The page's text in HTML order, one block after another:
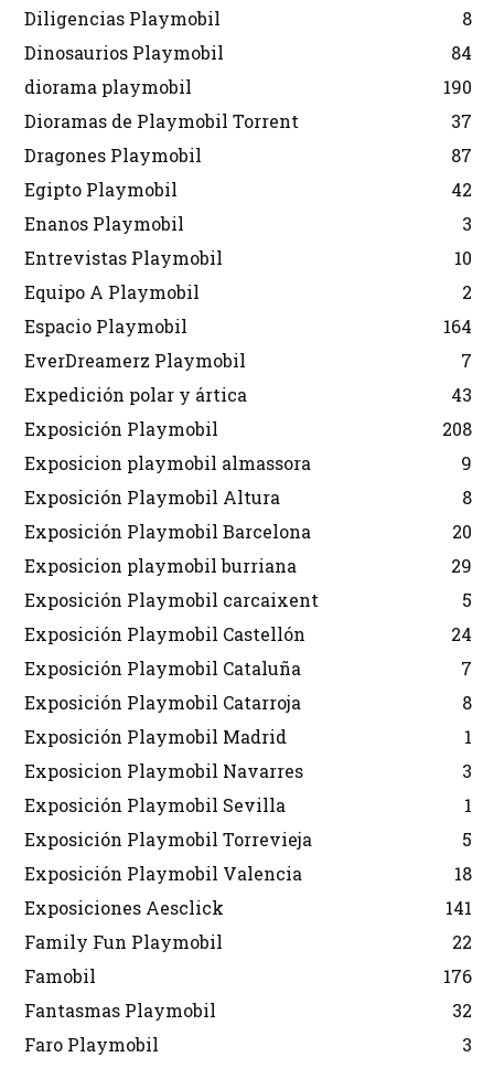
Diligencias Playmobil
8
Dinosaurios Playmobil
84
diorama playmobil
190
Dioramas de Playmobil Torrent
37
Dragones Playmobil
87
Egipto Playmobil
42
Enanos Playmobil
3
Entrevistas Playmobil
10
Equipo A Playmobil
2
Espacio Playmobil
164
EverDreamerz Playmobil
7
Expedición polar y ártica
43
Exposición Playmobil
208
Exposicion playmobil almassora
9
Exposición Playmobil Altura
8
Exposición Playmobil Barcelona
20
Exposicion playmobil burriana
29
Exposición Playmobil carcaixent
5
Exposición Playmobil Castellón
24
Exposición Playmobil Cataluña
7
Exposición Playmobil Catarroja
8
Exposición Playmobil Madrid
1
Exposicion Playmobil Navarres
3
Exposición Playmobil Sevilla
1
Exposición Playmobil Torrevieja
5
Exposición Playmobil Valencia
18
Exposiciones Aesclick
141
Family Fun Playmobil
22
Famobil
176
Fantasmas Playmobil
32
Faro Playmobil
3